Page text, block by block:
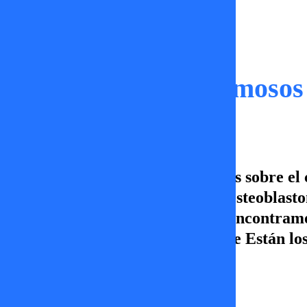
Dónde Están los
Junto a Camilísima, conversamos sobre
preocupa a sus fanáticos: Sufre
redes de Paty Maldonado y nos
Entérate del chismecito en Dónde Están